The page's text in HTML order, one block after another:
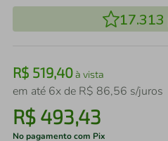
17.313
R$ 519,40à vista
em até 6x de R$ 86,56 s/juros
R$ 493,43
No pagamento com Pix